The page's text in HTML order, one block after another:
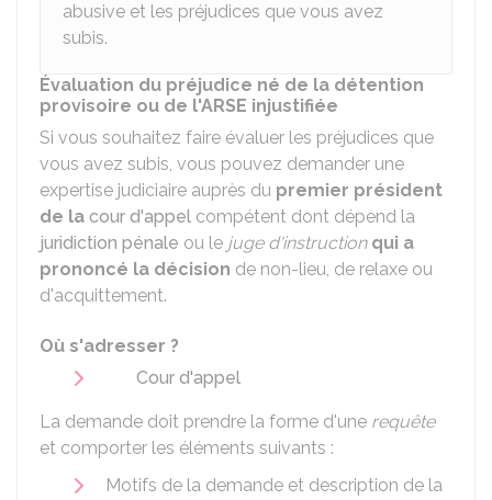
abusive et les préjudices que vous avez
subis.
Évaluation du préjudice né de la détention
provisoire ou de l'ARSE injustifiée
Si vous souhaitez faire évaluer les préjudices que
vous avez subis, vous pouvez demander une
expertise judiciaire auprès du premier président
de la cour d'appel compétent dont dépend la
juridiction pénale ou le juge d'instruction qui a
prononcé la décision de non-lieu, de relaxe ou
d'acquittement.
Où s'adresser ?
Cour d'appel
La demande doit prendre la forme d'une requête
et comporter les éléments suivants :
Motifs de la demande et description de la